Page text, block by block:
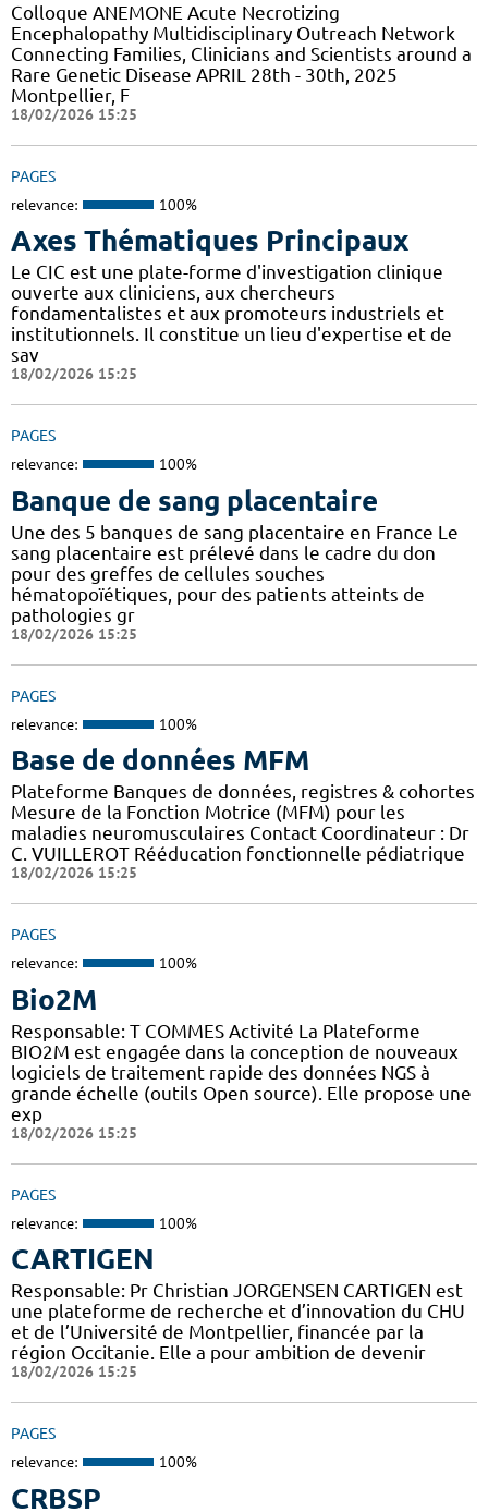
Colloque ANEMONE Acute Necrotizing
Encephalopathy Multidisciplinary Outreach Network
Connecting Families, Clinicians and Scientists around a
Rare Genetic Disease APRIL 28th - 30th, 2025
Montpellier, F
18/02/2026 15:25
PAGES
relevance: 100%
Axes Thématiques Principaux
Le CIC est une plate-forme d'investigation clinique
ouverte aux cliniciens, aux chercheurs
fondamentalistes et aux promoteurs industriels et
institutionnels. Il constitue un lieu d'expertise et de
sav
18/02/2026 15:25
PAGES
relevance: 100%
Banque de sang placentaire
Une des 5 banques de sang placentaire en France Le
sang placentaire est prélevé dans le cadre du don
pour des greffes de cellules souches
hématopoïétiques, pour des patients atteints de
pathologies gr
18/02/2026 15:25
PAGES
relevance: 100%
Base de données MFM
Plateforme Banques de données, registres & cohortes
Mesure de la Fonction Motrice (MFM) pour les
maladies neuromusculaires Contact Coordinateur : Dr
C. VUILLEROT Rééducation fonctionnelle pédiatrique
18/02/2026 15:25
PAGES
relevance: 100%
Bio2M
Responsable: T COMMES Activité La Plateforme
BIO2M est engagée dans la conception de nouveaux
logiciels de traitement rapide des données NGS à
grande échelle (outils Open source). Elle propose une
exp
18/02/2026 15:25
PAGES
relevance: 100%
CARTIGEN
Responsable: Pr Christian JORGENSEN CARTIGEN est
une plateforme de recherche et d’innovation du CHU
et de l’Université de Montpellier, financée par la
région Occitanie. Elle a pour ambition de devenir
18/02/2026 15:25
PAGES
relevance: 100%
CRBSP